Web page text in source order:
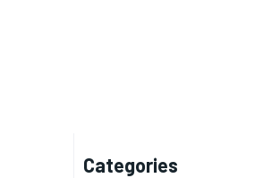
Categories